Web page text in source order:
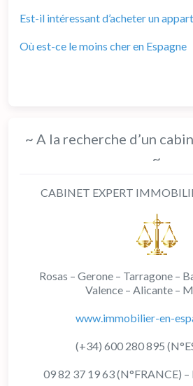
Est-il intéressant d’acheter un
Où est-ce le moins cher en Espagne
~ A la recherche d’un
~
CABINET EXPERT
Rosas – Gerone – Tarragone –
Valence – Alicante –
www.immobilier-en-
(+34) 600 280 895
09 82 37 19 63 (N°FRANCE)